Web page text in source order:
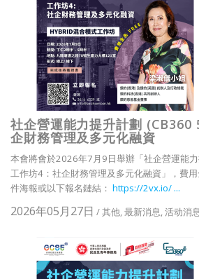
社企營運能力提升計劃 (CB360
企財務管理及多元化融資
本會將會於2026年7月9日舉辦「社企營運能力
工作坊4：社企財務管理及多元化融資」，費
件海報或以下報名鏈結： https://2vx.io/ ...
2026年05月27日 /其他,最新消息,活动消